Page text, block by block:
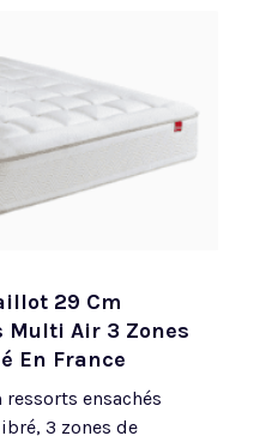
29 Cm
Multi Air 3 Zones
En France
ensachés
3 zones de